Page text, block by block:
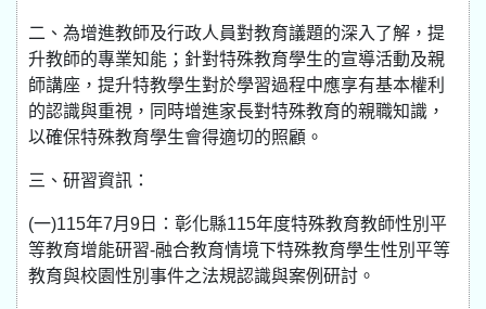
二、為增進教師及行政人員對教育議題的深入了解，提
升教師的專業知能；針對特殊教育學生的宣導活動及親
師講座，提升特教學生對於學習過程中應享有基本權利
的認識與重視，同時增進家長對特殊教育的親職知識，
以確保特殊教育學生會得適切的照顧。
三、研習資訊：
(一)115年7月9日：彰化縣115年度特殊教育教師性別平
等教育增能研習-融合教育情境下特殊教育學生性別平等
教育與校園性別事件之法規認識與案例研討。